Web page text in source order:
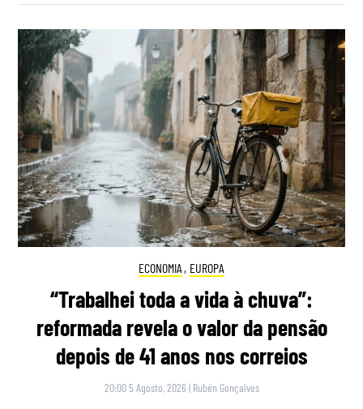
ECONOMIA , EUROPA
“Trabalhei toda a vida à chuva”:
reformada revela o valor da pensão
depois de 41 anos nos correios
20:00 5 Agosto, 2026 | Rubén Gonçalves